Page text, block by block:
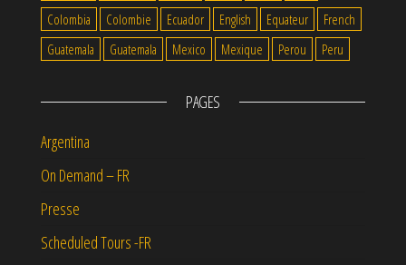
Colombia
Colombie Ecuador English Equateur
French
Guatemala
Guatemala Mexico Mexique Perou Peru
PAGES
Argentina
On Demand – FR
Presse
Scheduled Tours -FR